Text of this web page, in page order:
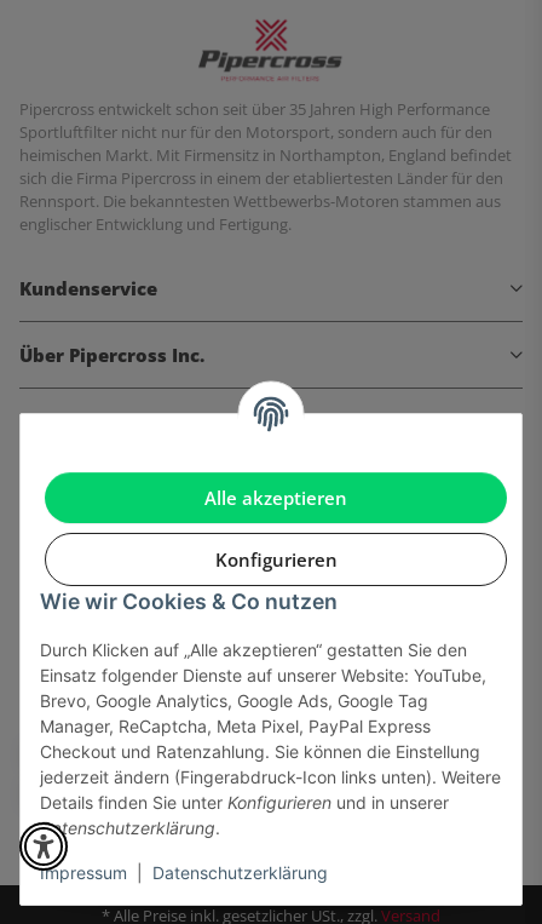
Alle akzeptieren
Konfigurieren
Wie wir Cookies & Co nutzen
Durch Klicken auf „Alle akzeptieren“ gestatten Sie den
Einsatz folgender Dienste auf unserer Website: YouTube,
Brevo, Google Analytics, Google Ads, Google Tag
Manager, ReCaptcha, Meta Pixel, PayPal Express
Checkout und Ratenzahlung. Sie können die Einstellung
jederzeit ändern (Fingerabdruck-Icon links unten). Weitere
Details finden Sie unter Konfigurieren und in unserer
Datenschutzerklärung.
Impressum Datenschutzerklärung
Pipercross entwickelt schon seit über 35 Jahren High Performance
Sportluftfilter nicht nur für den Motorsport, sondern auch für den
heimischen Markt. Mit Firmensitz in Northampton, England befindet
sich die Firma Pipercross in einem der etabliertesten Länder für den
Rennsport. Die bekanntesten Wettbewerbs-Motoren stammen aus
englischer Entwicklung und Fertigung.
Kundenservice
Über Pipercross Inc.
Informationen
Gesetzliche Informationen
Sicher bezahlen via:
* Alle Preise inkl. gesetzlicher USt., zzgl.Versand